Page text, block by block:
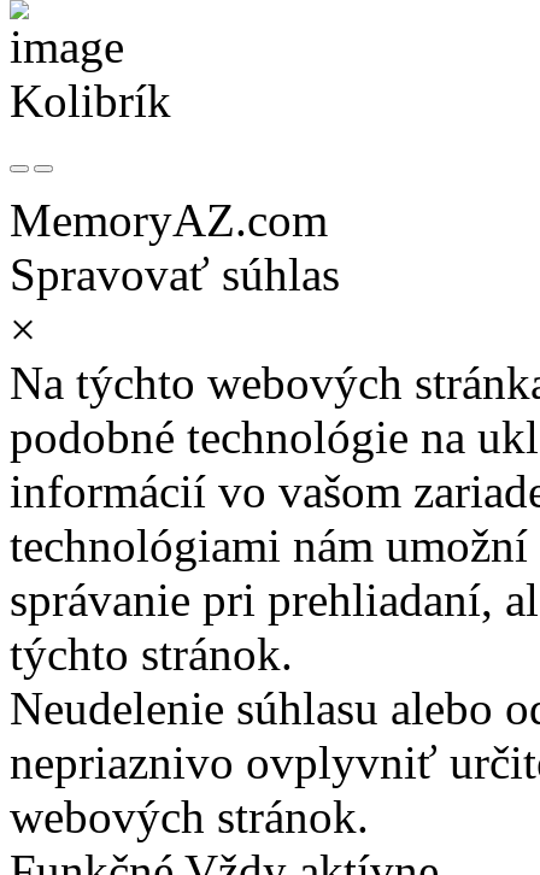
Kolibrík
MemoryAZ.com
Spravovať súhlas
×
Na týchto webových
podobné technológie na
informácií vo vašom
technológiami nám
správanie pri prehliadaní,
týchto stránok.
Neudelenie súhlasu alebo
nepriaznivo ovplyvniť
webových stránok.